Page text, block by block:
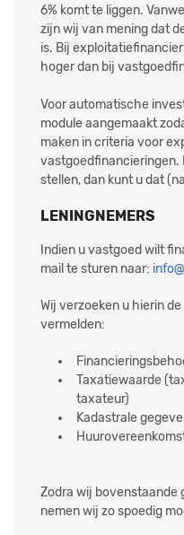
6% komt te liggen.
zijn wij van mening dat
is. Bij
hoger dan bij
Voor automatische
module aangemaakt
maken in criteria voor
vastgoedfinancieringen.
stellen, dan kunt u dat
LENINGNEMERS
Indien u vastgoed wilt
mail te sturen naar:
Wij verzoeken u hierin
vermelden:
Taxatiewaarde
taxateur)
Kadastrale
Zodra wij bovenstaande
nemen wij zo spoedig